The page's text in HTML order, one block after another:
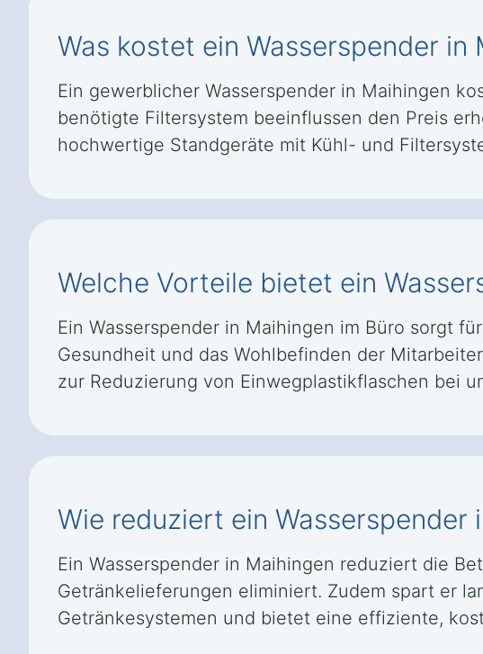
Was kostet ein Wasserspender in
Ein gewerblicher Wasserspender in Maihingen
benötigte Filtersystem beeinflussen den Preis
hochwertige Standgeräte mit Kühl- und
Welche Vorteile bietet ein
Ein Wasserspender in Maihingen im Büro sorgt
Gesundheit und das Wohlbefinden der
zur Reduzierung von Einwegplastikflaschen bei
Wie reduziert ein
Ein Wasserspender in Maihingen reduziert die
Getränkelieferungen eliminiert. Zudem spart er
Getränkesystemen und bietet eine effiziente,